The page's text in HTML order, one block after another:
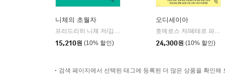
니체의 초월자
프리드리히 니체 저/김철 편역
15,210원 (10% 할인)
오디세이아
호메로스 저/페테르 파울 루벤스 그림/박문재 역
24,300원 (10% 할인)
검색 페이지에서 선택된 태그에 등록된 더 많은 상품을 확인해